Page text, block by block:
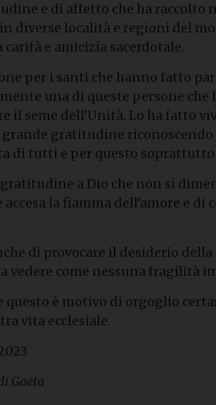
e di affetto che ha raccolto
diverse località e regioni del
e amicizia sacerdotale.
per i santi che hanno fatto
una di queste persone
seme dell’Unità. Lo ha fatto
gratitudine
di tutti e per questo soprattutto
a Dio che non si
la fiamma dell’amore e di
di provocare il desiderio
come nessuna fragilità
è motivo di orgoglio
vita ecclesiale.
Gaeta